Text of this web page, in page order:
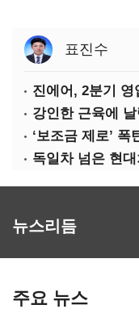
표진수
진에어, 2분기
강인한 근육에
‘보조금 제로’
뉴스리듬
주요 뉴스